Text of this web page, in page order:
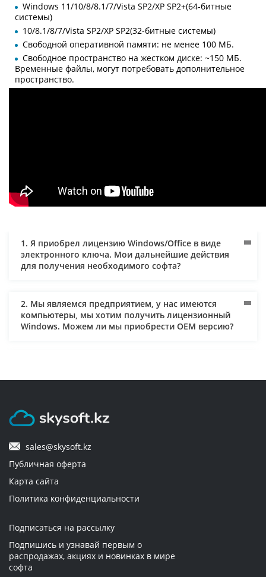
Windows 11/10/8/8.1/7/Vista SP2/XP SP2+(64-битные
системы)
10/8.1/8/7/Vista SP2/XP SP2(32-битные системы)
Свободной оперативной памяти: не менее 100 МБ.
Свободное пространство на жестком диске: ~150 МБ.
Временные файлы, могут потребовать дополнительное
пространство.
1. Я приобрел лицензию Windows/Office в виде
электронного ключа. Мои дальнейшие действия
для получения необходимого софта?
2. Мы являемся предприятием, у нас имеются
компьютеры, мы хотим получить лицензионный
Windows. Можем ли мы приобрести ОЕM версию?
Могут ли мне оправить документы и по
безналичному расчету? Могу ли я использовать для
юридическое лицо?
5. Через сколько будет доставлен заказ?
7. Можно ли вернуть приобретенный электронный
ключ, если он не использовался и не прошло 2
sales@skysoft.kz
Публичная оферта
Карта сайта
Политика конфиденциальности
Подписаться на рассылку
Подпишись и узнавай первым о
распродажах, акциях и новинках в мире
софта